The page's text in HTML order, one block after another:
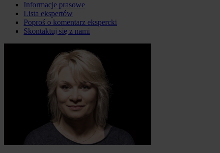
Informacje prasowe
Lista ekspertów
Poproś o komentarz ekspercki
Skontaktuj się z nami